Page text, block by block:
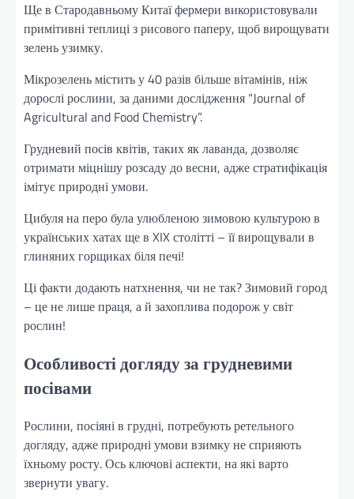
Ще в Стародавньому Китаї фермери використовували
примітивні теплиці з рисового паперу, щоб вирощувати
зелень узимку.
Мікрозелень містить у 40 разів більше вітамінів, ніж
дорослі рослини, за даними дослідження “Journal of
Agricultural and Food Chemistry”.
Грудневий посів квітів, таких як лаванда, дозволяє
отримати міцнішу розсаду до весни, адже стратифікація
імітує природні умови.
Цибуля на перо була улюбленою зимовою культурою в
українських хатах ще в XIX столітті – її вирощували в
глиняних горщиках біля печі!
Ці факти додають натхнення, чи не так? Зимовий город
– це не лише праця, а й захоплива подорож у світ
рослин!
Особливості догляду за грудневими
посівами
Рослини, посіяні в грудні, потребують ретельного
догляду, адже природні умови взимку не сприяють
їхньому росту. Ось ключові аспекти, на які варто
звернути увагу.